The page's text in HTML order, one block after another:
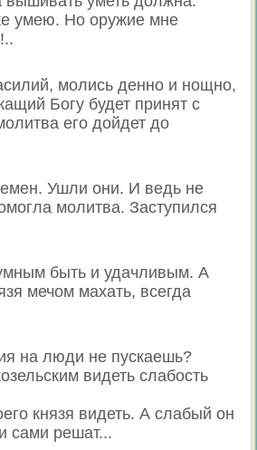
умею. Но оружие мне
молись денно и нощно,
Богу будет принят с
его дойдет до
Ушли они. И ведь не
молитва. Заступился
быть и удачливым. А
мечом махать, всегда
на люди не пускаешь?
видеть слабость
князя видеть. А слабый он
сами решат...